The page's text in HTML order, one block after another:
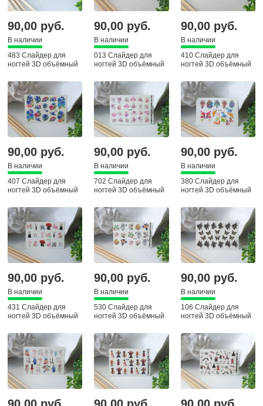
90,00 руб.
В наличии
483 Слайдер для
ногтей 3D объёмный
90,00 руб.
В наличии
013 Слайдер для
ногтей 3D объёмный
90,00 руб.
В наличии
410 Слайдер для
ногтей 3D объёмный
90,00 руб.
В наличии
407 Слайдер для
ногтей 3D объёмный
90,00 руб.
В наличии
702 Слайдер для
ногтей 3D объёмный
90,00 руб.
В наличии
380 Слайдер для
ногтей 3D объёмный
90,00 руб.
В наличии
431 Слайдер для
ногтей 3D объёмный
90,00 руб.
В наличии
530 Слайдер для
ногтей 3D объёмный
90,00 руб.
В наличии
106 Слайдер для
ногтей 3D объёмный